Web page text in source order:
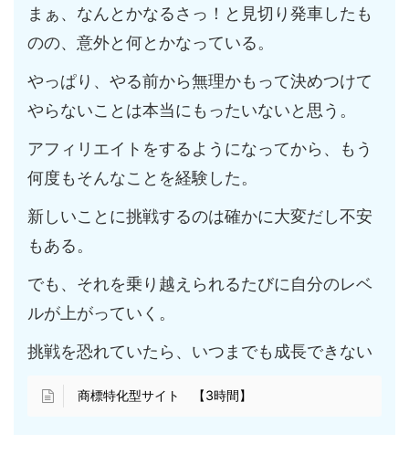
まぁ、なんとかなるさっ！と見切り発車したも
のの、意外と何とかなっている。
やっぱり、やる前から無理かもって決めつけて
やらないことは本当にもったいないと思う。
アフィリエイトをするようになってから、もう
何度もそんなことを経験した。
新しいことに挑戦するのは確かに大変だし不安
もある。
でも、それを乗り越えられるたびに自分のレベ
ルが上がっていく。
挑戦を恐れていたら、いつまでも成長できない
商標特化型サイト 【3時間】